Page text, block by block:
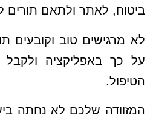
ביטוח, לאתר ולתאם תורים
לא מרגישים טוב וקובעים
הטיפול.
המזוודה שלכם לא נחתה